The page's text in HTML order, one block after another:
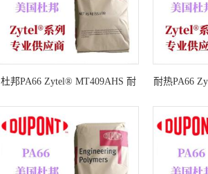
杜邦PA66 Zytel® MT409AHS 耐
胺66
耐热PA66